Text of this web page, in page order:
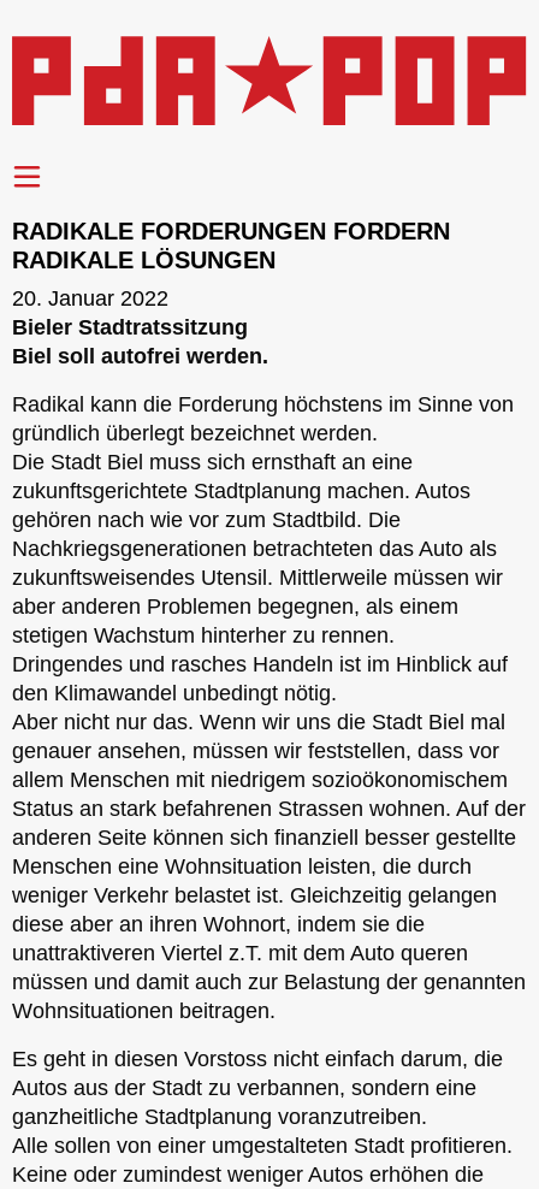
RADIKALE FORDERUNGEN FORDERN
RADIKALE LÖSUNGEN
20. Januar 2022
Bieler Stadtratssitzung
Biel soll autofrei werden.
Radikal kann die Forderung höchstens im Sinne von
gründlich überlegt bezeichnet werden.
Die Stadt Biel muss sich ernsthaft an eine
zukunftsgerichtete Stadtplanung machen. Autos
gehören nach wie vor zum Stadtbild. Die
Nachkriegsgenerationen betrachteten das Auto als
zukunftsweisendes Utensil. Mittlerweile müssen wir
aber anderen Problemen begegnen, als einem
stetigen Wachstum hinterher zu rennen.
Dringendes und rasches Handeln ist im Hinblick auf
den Klimawandel unbedingt nötig.
Aber nicht nur das. Wenn wir uns die Stadt Biel mal
genauer ansehen, müssen wir feststellen, dass vor
allem Menschen mit niedrigem sozioökonomischem
Status an stark befahrenen Strassen wohnen. Auf der
anderen Seite können sich finanziell besser gestellte
Menschen eine Wohnsituation leisten, die durch
weniger Verkehr belastet ist. Gleichzeitig gelangen
diese aber an ihren Wohnort, indem sie die
unattraktiveren Viertel z.T. mit dem Auto queren
müssen und damit auch zur Belastung der genannten
Wohnsituationen beitragen.
Es geht in diesen Vorstoss nicht einfach darum, die
Autos aus der Stadt zu verbannen, sondern eine
ganzheitliche Stadtplanung voranzutreiben.
Alle sollen von einer umgestalteten Stadt profitieren.
Keine oder zumindest weniger Autos erhöhen die